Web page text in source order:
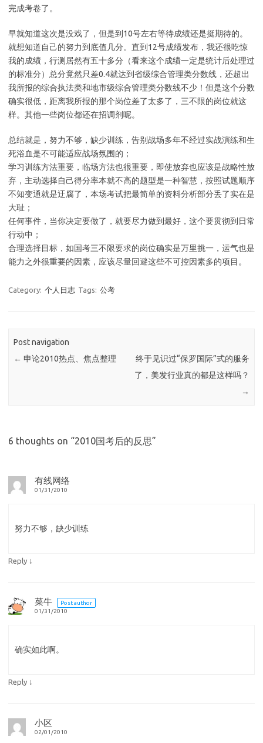
完成考卷了。
早就知道这次是没戏了，但是到10号左右等待成绩还是挺期待的。
就想知道自己的努力到底值几分。直到12号成绩发布，我还很吃惊
我的成绩，行测居然有五十多分（看来这个成绩一定是统计后处理过
的标准分）总分竟然只差0.4就达到省级综合管理类分数线，还超出
我所报的综合执法类和地市级综合管理类分数线不少！但是这个分数
确实很低，距离我所报的那个岗位差了太多了，三不限的岗位就这
样。其他一些岗位都还在招调剂呢。
总结就是，努力不够，缺少训练，告别战场多年不经过实战演练和生
死浴血是不可能适应战场氛围的；
学习训练方法重要，临场方法也很重要，即使放弃也应该是战略性放
弃，主动选择自己得分率本就不高的题型是一种智慧，按照试题顺序
不知变通就是迂腐了，本场考试把最简单的资料分析部分丢了实在是
大耻；
任何事件，当你决定要做了，就要尽力做到最好，这个要贯彻到日常
行动中；
合理选择目标，如国考三不限要求的岗位确实是万里挑一，运气也是
能力之外很重要的因素，应该尽量回避这些不可控因素多的项目。
Category: 个人日志 Tags: 公考
Post navigation
← 申论2010热点、焦点整理
终于见识过“保罗国际”式的服务
了，美发行业真的都是这样吗？
→
6 thoughts on “2010国考后的反思”
有线网络
01/31/2010
努力不够，缺少训练
Reply ↓
菜牛
Post author
01/31/2010
确实如此啊。
Reply ↓
小区
02/01/2010